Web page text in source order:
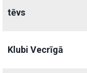
tēvs
Klubi Vecrīgā